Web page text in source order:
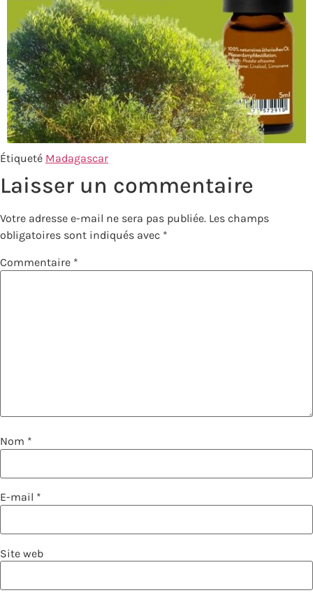
Étiqueté Madagascar
Laisser un commentaire
Votre adresse e-mail ne sera pas publiée. Les champs
obligatoires sont indiqués avec *
Commentaire *
Nom *
E-mail *
Site web